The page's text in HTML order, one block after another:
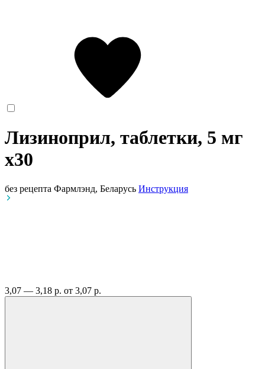
Лизиноприл, таблетки, 5 мг
x30
без рецепта Фармлэнд, Беларусь Инструкция
3,07 — 3,18 р. от 3,07 р.